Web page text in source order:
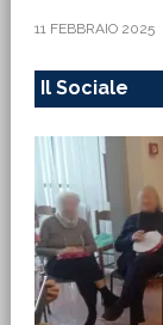
11 FEBBRAIO 2025
Il Sociale